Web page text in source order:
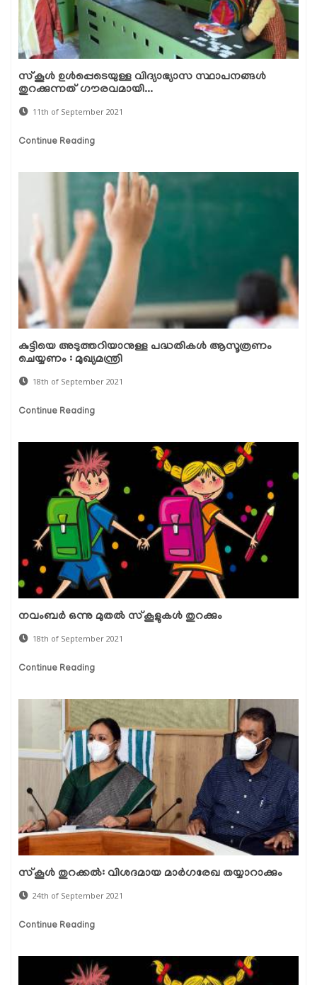
സ്‌കൂള്‍ ഉള്‍പ്പെടെയുള്ള വിദ്യാഭ്യാസ സ്ഥാപനങ്ങള്‍
തുറക്കുന്നത് ഗൗരവമായി...
11th of September 2021
Continue Reading
കുട്ടിയെ അടുത്തറിയാനുള്ള പദ്ധതികള്‍ ആസൂത്രണം
ചെയ്യണം : മുഖ്യമന്ത്രി
18th of September 2021
Continue Reading
നവംബര്‍ ഒന്നു മുതല്‍ സ്‌കൂളുകള്‍ തുറക്കും
18th of September 2021
Continue Reading
സ്‌കൂള്‍ തുറക്കല്‍: വിശദമായ മാര്‍ഗരേഖ തയ്യാറാക്കും
24th of September 2021
Continue Reading